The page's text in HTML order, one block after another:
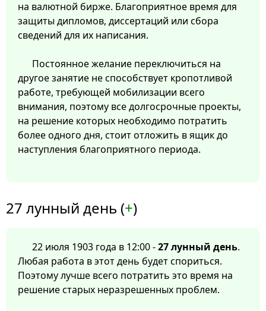
на валютной бирже. Благоприятное время для
защиты дипломов, диссертаций или сбора
сведений для их написания.
Постоянное желание переключиться на
другое занятие не способствует кропотливой
работе, требующей мобилизации всего
внимания, поэтому все долгосрочные проекты,
на решение которых необходимо потратить
более одного дня, стоит отложить в ящик до
наступления благоприятного периода.
27 лунный день (+)
22 июля 1903 года в 12:00 -27 лунный день.
Любая работа в этот день будет спориться.
Поэтому лучше всего потратить это время на
решение старых неразрешенных проблем.